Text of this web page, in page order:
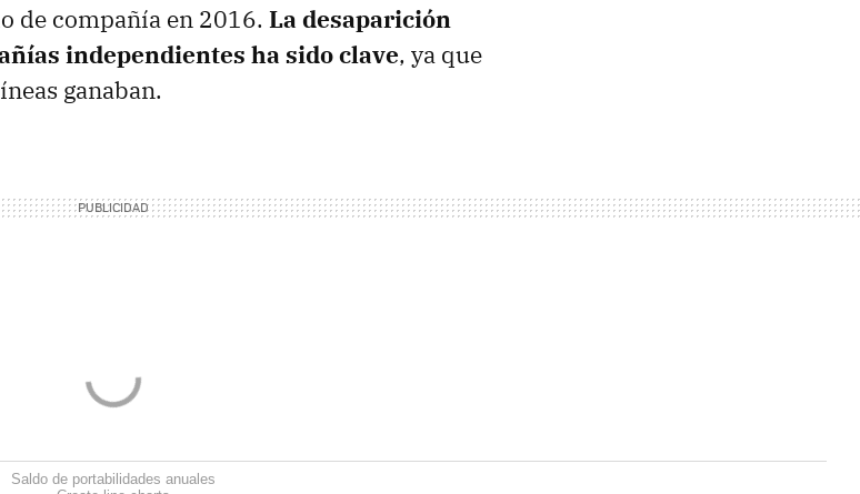
de compañía en 2016. La desaparición
independientes ha sido clave, ya que
ganaban.
Saldo de portabilidades anuales